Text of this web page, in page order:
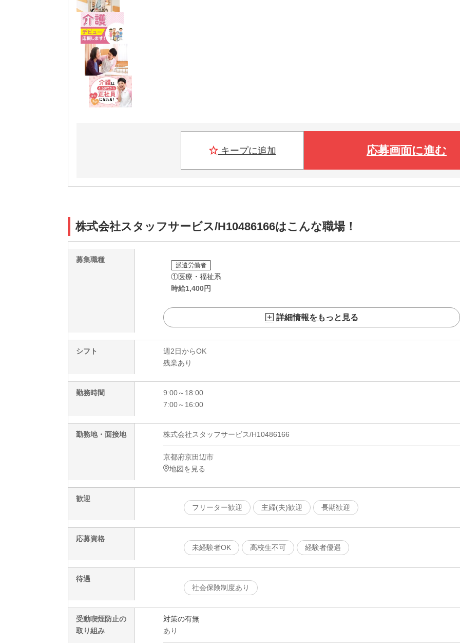
キープに追加 応募画面に進む
株式会社スタッフサービス/H10486166はこんな職場！
募集職種
派遣労働者
①医療・福祉系
時給1,400円
詳細情報をもっと見る
シフト
週2日からOK
残業あり
勤務時間
9:00～18:00
7:00～16:00
勤務地・面接地 株式会社スタッフサービス/H10486166
京都府京田辺市
地図を見る
歓迎
フリーター歓迎
主婦(夫)歓迎 長期歓迎
応募資格
未経験者OK
高校生不可 経験者優遇
待遇
社会保険制度あり
受動喫煙防止の
取り組み
対策の有無
あり